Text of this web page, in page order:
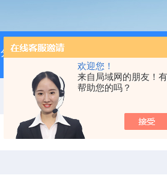
欢迎您！
来自局域网的朋友！
帮助您的吗？
分体式氧化锆氧量分析仪
当前位置：首页